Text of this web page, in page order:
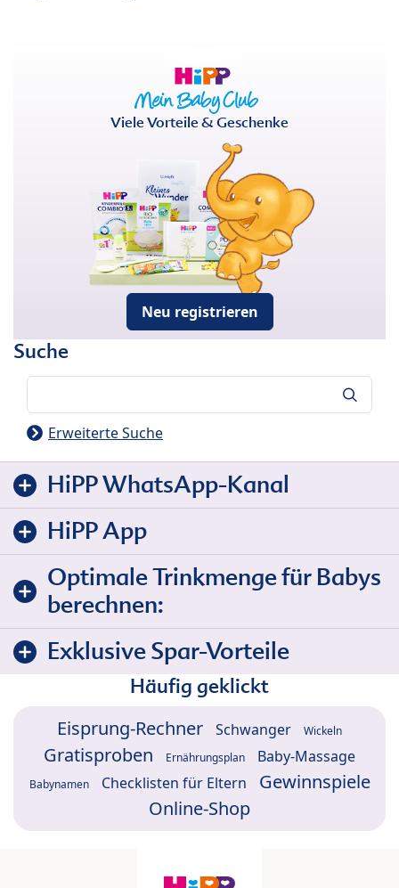
Viele Vorteile & Geschenke
Neu registrieren
Suche
Erweiterte Suche
HiPP WhatsApp-Kanal
HiPP App
Optimale Trinkmenge für Babys
berechnen:
Exklusive Spar-Vorteile
Häufig geklickt
Eisprung-Rechner Schwanger Wickeln
Gratisproben Ernährungsplan Baby-Massage
Babynamen Checklisten für Eltern
Gewinnspiele
Online-Shop